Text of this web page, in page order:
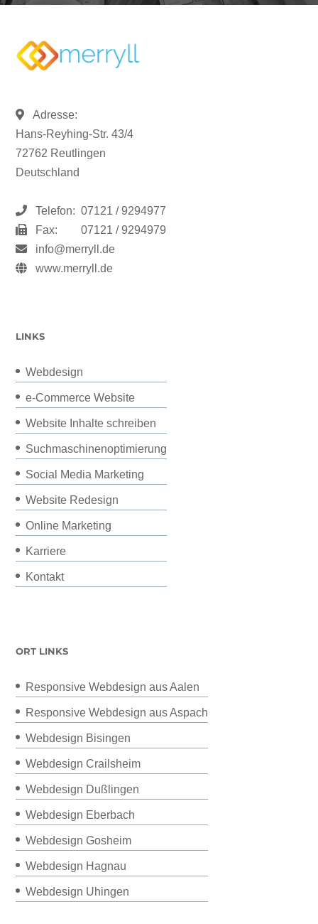
Adresse:
Hans-Reyhing-Str. 43/4
72762 Reutlingen
Deutschland
Telefon: 07121 / 9294977
Fax:
07121 / 9294979
info@merryll.de
www.merryll.de
LINKS
Webdesign
e-Commerce Website
Website Inhalte schreiben
Suchmaschinenoptimierung
Social Media Marketing
Website Redesign
Online Marketing
Karriere
Kontakt
ORT LINKS
Responsive Webdesign aus Aalen
Responsive Webdesign aus Aspach
Webdesign Bisingen
Webdesign Crailsheim
Webdesign Dußlingen
Webdesign Eberbach
Webdesign Gosheim
Webdesign Hagnau
Webdesign Uhingen